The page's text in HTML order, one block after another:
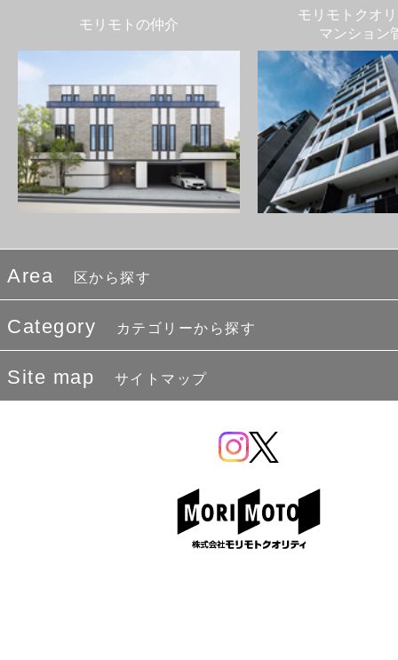
モリモトの仲介
モリモトクオ
マンション
Area 区から探す
Category カテゴリーから探す
Site map サイトマップ